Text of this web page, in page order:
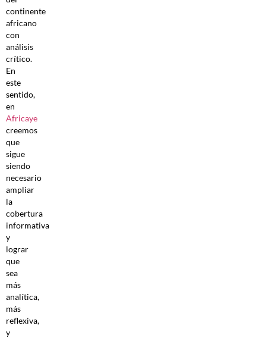
continente
africano
con
análisis
crítico.
En
este
sentido,
en
Africaye
creemos
que
sigue
siendo
necesario
ampliar
la
cobertura
informativa
y
lograr
que
sea
más
analítica,
más
reflexiva,
y